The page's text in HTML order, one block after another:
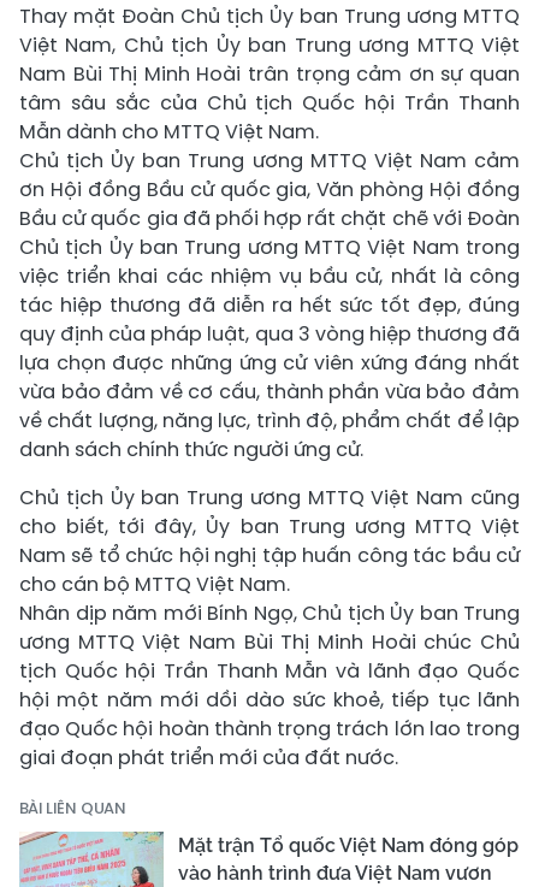
Thay mặt Đoàn Chủ tịch Ủy ban Trung ương MTTQ
Việt Nam, Chủ tịch Ủy ban Trung ương MTTQ Việt
Nam Bùi Thị Minh Hoài trân trọng cảm ơn sự quan
tâm sâu sắc của Chủ tịch Quốc hội Trần Thanh
Mẫn dành cho MTTQ Việt Nam.
Chủ tịch Ủy ban Trung ương MTTQ Việt Nam cảm
ơn Hội đồng Bầu cử quốc gia, Văn phòng Hội đồng
Bầu cử quốc gia đã phối hợp rất chặt chẽ với Đoàn
Chủ tịch Ủy ban Trung ương MTTQ Việt Nam trong
việc triển khai các nhiệm vụ bầu cử, nhất là công
tác hiệp thương đã diễn ra hết sức tốt đẹp, đúng
quy định của pháp luật, qua 3 vòng hiệp thương đã
lựa chọn được những ứng cử viên xứng đáng nhất
vừa bảo đảm về cơ cấu, thành phần vừa bảo đảm
về chất lượng, năng lực, trình độ, phẩm chất để lập
danh sách chính thức người ứng cử.
Chủ tịch Ủy ban Trung ương MTTQ Việt Nam cũng
cho biết, tới đây, Ủy ban Trung ương MTTQ Việt
Nam sẽ tổ chức hội nghị tập huấn công tác bầu cử
cho cán bộ MTTQ Việt Nam.
Nhân dịp năm mới Bính Ngọ, Chủ tịch Ủy ban Trung
ương MTTQ Việt Nam Bùi Thị Minh Hoài chúc Chủ
tịch Quốc hội Trần Thanh Mẫn và lãnh đạo Quốc
hội một năm mới dồi dào sức khoẻ, tiếp tục lãnh
đạo Quốc hội hoàn thành trọng trách lớn lao trong
giai đoạn phát triển mới của đất nước.
BÀI LIÊN QUAN
Mặt trận Tổ quốc Việt Nam đóng góp
vào hành trình đưa Việt Nam vươn